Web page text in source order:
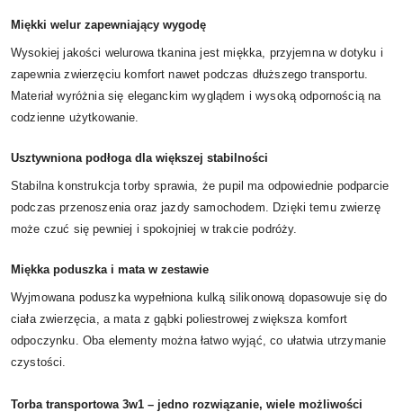
Miękki welur zapewniający wygodę
Wysokiej jakości welurowa tkanina jest miękka, przyjemna w dotyku i
zapewnia zwierzęciu komfort nawet podczas dłuższego transportu.
Materiał wyróżnia się eleganckim wyglądem i wysoką odpornością na
codzienne użytkowanie.
Usztywniona podłoga dla większej stabilności
Stabilna konstrukcja torby sprawia, że pupil ma odpowiednie podparcie
podczas przenoszenia oraz jazdy samochodem. Dzięki temu zwierzę
może czuć się pewniej i spokojniej w trakcie podróży.
Miękka poduszka i mata w zestawie
Wyjmowana poduszka wypełniona kulką silikonową dopasowuje się do
ciała zwierzęcia, a mata z gąbki poliestrowej zwiększa komfort
odpoczynku. Oba elementy można łatwo wyjąć, co ułatwia utrzymanie
czystości.
Torba transportowa 3w1 – jedno rozwiązanie, wiele możliwości